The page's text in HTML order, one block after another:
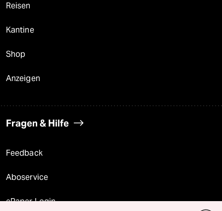
Reisen
Kantine
Shop
Anzeigen
Fragen & Hilfe
Feedback
Aboservice
ePaper Login